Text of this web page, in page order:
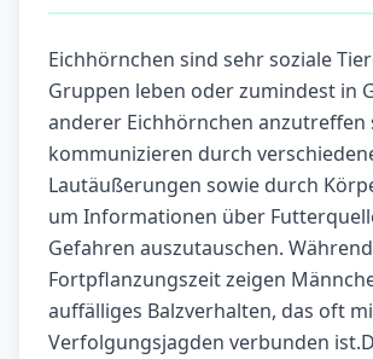
Eichhörnchen sind sehr soziale
Gruppen leben oder zumindest in
anderer Eichhörnchen anzutreffen
kommunizieren durch
Lautäußerungen sowie durch
um Informationen über
Gefahren auszutauschen.
Fortpflanzungszeit zeigen
auffälliges Balzverhalten, das oft
Verfolgungsjagden verbunden